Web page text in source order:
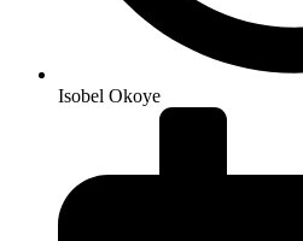
Isobel Okoye